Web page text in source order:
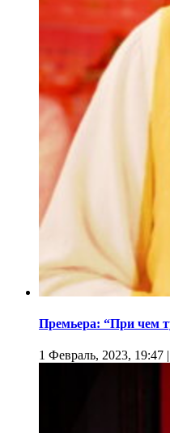
Премьера: “При чем
1 Февраль, 2023, 19:47 |